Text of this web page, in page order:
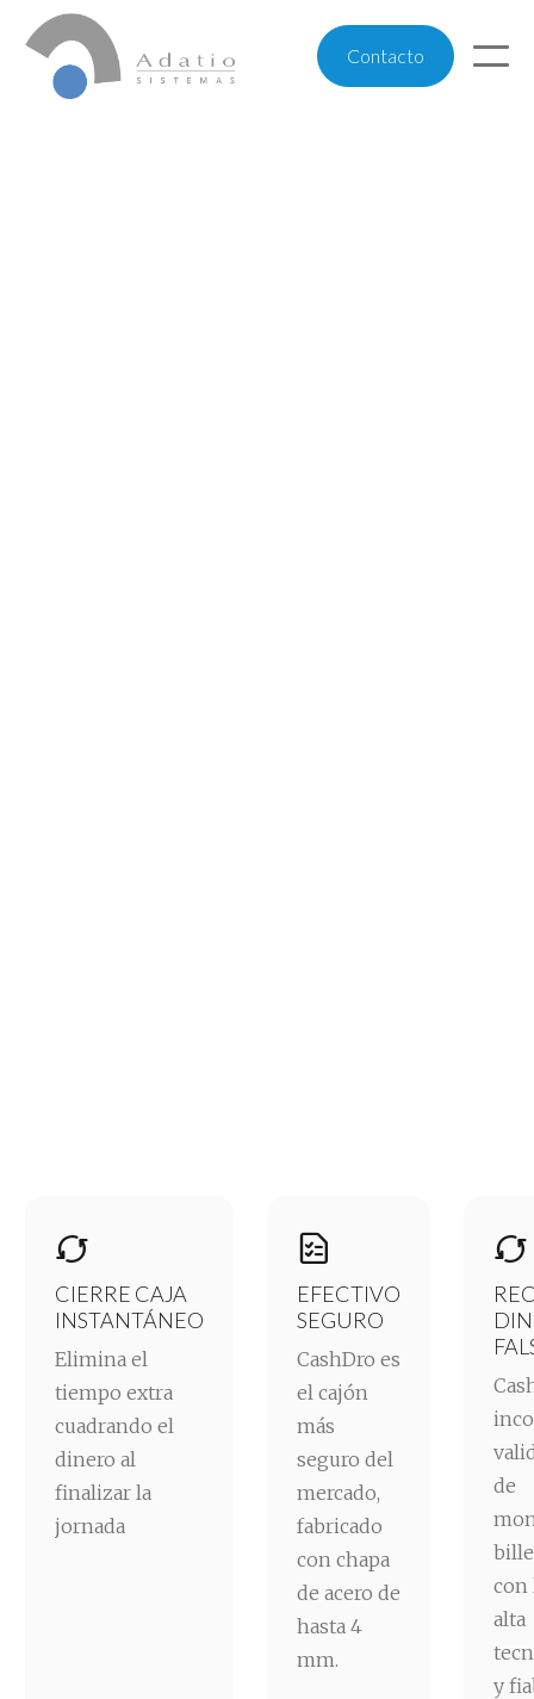
Contacto

CIERRE CAJA
INSTANTÁNEO
Elimina el
tiempo extra
cuadrando el
dinero al
finalizar la
jornada

EFECTIVO
SEGURO
CashDro es
el cajón
más
seguro del
mercado,
fabricado
con chapa
de acero de
hasta 4
mm.

de
con
alta
y